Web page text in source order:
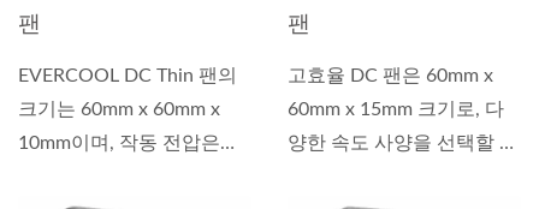
팬
EVERCOOL DC Thin 팬의
크기는 60mm x 60mm x
10mm이며, 작동 전압은
팬
고효율 DC 팬은 60mm x
60mm x 15mm 크기로, 다
양한 속도 사양을 선택할 수